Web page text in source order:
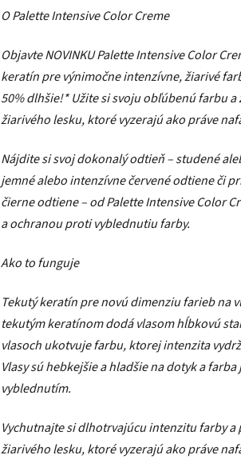
O Palette Intensive Color Creme
Objavte NOVINKU Palette Intensive Color
keratín pre výnimočne intenzívne, žiarivé
50% dlhšie!* Užite si svoju obľúbenú farbu a
žiarivého lesku, ktoré vyzerajú ako práve
Nájdite si svoj dokonalý odtieň – studené
jemné alebo intenzívne červené odtiene či
čierne odtiene – od Palette Intensive Color
a ochranou proti vyblednutiu farby.
Ako to funguje
Tekutý keratín pre novú dimenziu farieb na
tekutým keratínom dodá vlasom hĺbkovú
vlasoch ukotvuje farbu, ktorej intenzita
Vlasy sú hebkejšie a hladšie na dotyk a
vyblednutím.
Vychutnajte si dlhotrvajúcu intenzitu farby a
žiarivého lesku, ktoré vyzerajú ako práve